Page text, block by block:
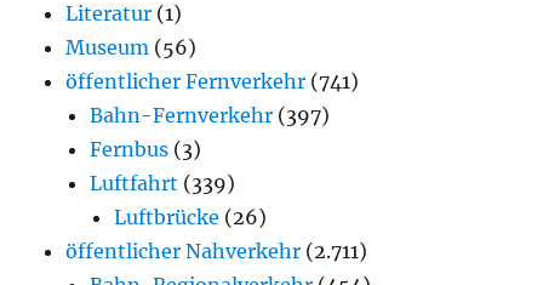
Literatur (1)
Museum (56)
öffentlicher Fernverkehr (741)
Bahn-Fernverkehr (397)
Fernbus (3)
Luftfahrt (339)
Luftbrücke (26)
öffentlicher Nahverkehr (2.711)